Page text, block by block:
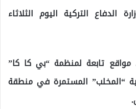
الدفاع التركية اليوم الثلاثاء
مواقع تابعة لمنظمة “بي كا كا”
“المخلب” المستمرة في منطقة